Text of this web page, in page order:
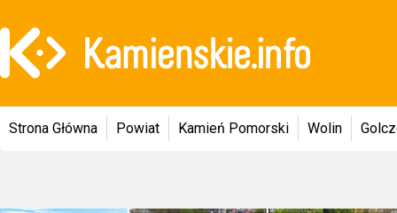
Strona Główna Powiat Kamień Pomorski Wolin